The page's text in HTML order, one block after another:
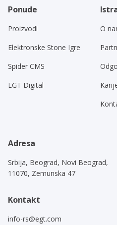
Ponude
Proizvodi
Elektronske Stone Igre
Spider CMS
EGT Digital
O
Adresa
Srbija, Beograd, Novi Beograd,
11070, Zemunska 47
Kontakt
info-rs@egt.com